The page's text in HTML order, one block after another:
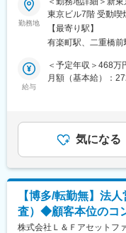
「世界を股にかけ
■グローバル・社会
経済や国の政策実
す。
はなく、仕事への
る環境です。
【当社について】
日本の企業が行う
外取引に伴う危険
す。
BtoBの企業なので
「貿易保険」を扱っ
高まりを見せていま
担当するグループ会
ェアを拡大させる
す。会社ごとに文
ーダーメイドの推進
◆店舗へのアプロ
活動を行います。
◆利用率を高める
るなど、「もっと
していきます。
◆不動産担当者のプ
勤務地
東京ビル7階 受動喫
囲：会社の定める事
【最寄り駅】
有楽町駅、二重橋前
給与
＜予定年収＞468万
月額（基本給）：
昇給・昇格：年２
通じて上下する可
表記です。
気になる
【博多/転勤無】法
査）◆顧客本位のコ
株式会社Ｌ＆Ｆアセットフ